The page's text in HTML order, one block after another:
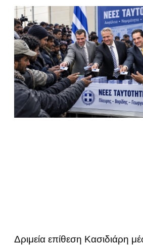
Δριμεία επίθεση Κασιδιάρη